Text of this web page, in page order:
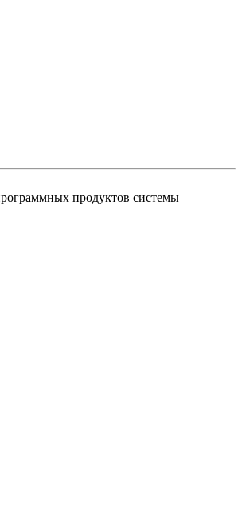
продуктов системы